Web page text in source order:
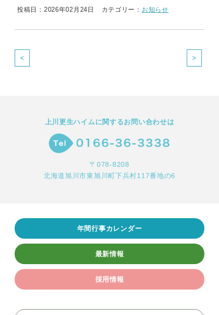
投稿日：2026年02月24日 カテゴリー： お知らせ
< >
上川更生ハイムに関するお問い合わせは
〒078-8208
北海道旭川市東旭川町下兵村117番地の6
年間行事カレンダー
最新情報
採用情報